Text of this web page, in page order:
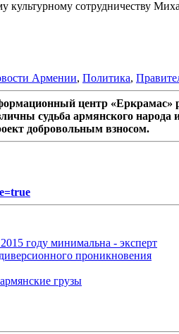
культурному сотрудничеству
Армении, Политика,
центр
судьба армянского
добровольным взносом.
году минимальна - эксперт
проникновения
грузы